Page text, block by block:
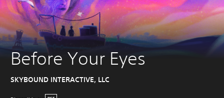
Before Your Eyes
SKYBOUND INTERACTIVE, LLC